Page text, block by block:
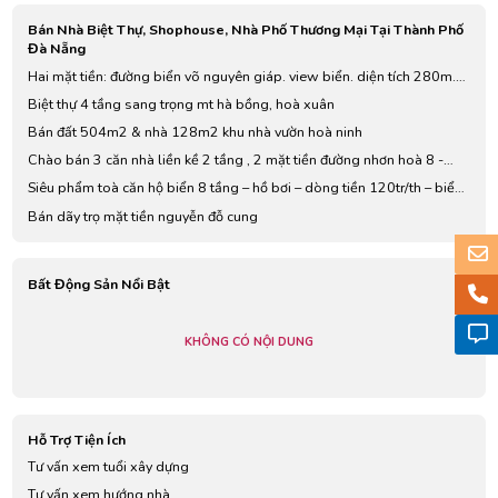
Bán Nhà Biệt Thự, Shophouse, Nhà Phố Thương Mại Tại Thành Phố
Đà Nẵng
Hai mặt tiền: đường biển võ nguyên giáp. view biển. diện tích 280m.
giá: 85 tỷ
Biệt thự 4 tầng sang trọng mt hà bồng, hoà xuân
Bán đất 504m2 & nhà 128m2 khu nhà vườn hoà ninh
Chào bán 3 căn nhà liền kề 2 tầng , 2 mặt tiền đường nhơn hoà 8 -
bắc sơn
Siêu phẩm toà căn hộ biển 8 tầng – hồ bơi – dòng tiền 120tr/th – biển
mỹ khê
Bán dãy trọ mặt tiền nguyễn đỗ cung
Bất Động Sản Nổi Bật
KHÔNG CÓ NỘI DUNG
Hỗ Trợ Tiện Ích
Tư vấn xem tuổi xây dựng